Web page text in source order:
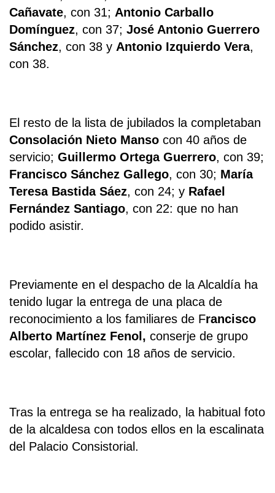
Cañavate, con 31; Antonio Carballo
Domínguez, con 37; José Antonio Guerrero
Sánchez, con 38 y Antonio Izquierdo Vera,
con 38.
El resto de la lista de jubilados la completaban
Consolación Nieto Manso con 40 años de
servicio; Guillermo Ortega Guerrero, con 39;
Francisco Sánchez Gallego, con 30; María
Teresa Bastida Sáez, con 24; y Rafael
Fernández Santiago, con 22: que no han
podido asistir.
Previamente en el despacho de la Alcaldía ha
tenido lugar la entrega de una placa de
reconocimiento a los familiares de Francisco
Alberto Martínez Fenol, conserje de grupo
escolar, fallecido con 18 años de servicio.
Tras la entrega se ha realizado, la habitual foto
de la alcaldesa con todos ellos en la escalinata
del Palacio Consistorial.